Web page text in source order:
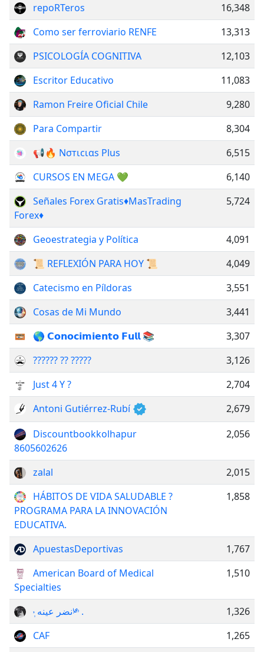
repoRTeros
16,348
Como ser ferroviario RENFE
13,313
PSICOLOGÍA COGNITIVA
12,103
Escritor Educativo
11,083
Ramon Freire Oficial Chile
9,280
Para Compartir
8,304
📢🔥 Nσтιcιαѕ Pluѕ
6,515
CURSOS EN MEGA 💚
6,140
Señales Forex Gratis♦️MasTrading
Forex♦️
5,724
Geoestrategia y Política
4,091
📜 REFLEXIÓN PARA HOY 📜
4,049
Catecismo en Píldoras
3,551
Cosas de Mi Mundo
3,441
🌎 𝗖𝗼𝗻𝗼𝗰𝗶𝗺𝗶𝗲𝗻𝘁𝗼 𝗙𝘂𝗹𝗹 📚
3,307
?????? ?? ?????
3,126
Just 4 Y ?
2,704
Antoni Gutiérrez-Rubí
2,679
Discountbookkolhapur
8605602626
2,056
zalal
2,015
HÁBITOS DE VIDA SALUDABLE ?
PROGRAMA PARA LA INNOVACIÓN
EDUCATIVA.
1,858
ApuestasDeportivas
1,767
American Board of Medical
Specialties
1,510
˒ ᷂نضر عينه༯ .
1,326
CAF
1,265